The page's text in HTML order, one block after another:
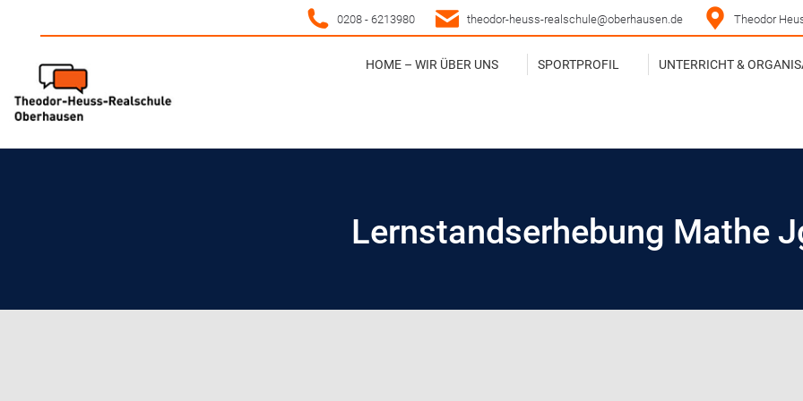
0208 - 6213980 theodor-heuss-realschule@oberhausen.de Theodor
HOME – WIR ÜBER UNS SPORTPROFIL UNTERRICHT &
Lernstandserhebung Mathe
HOME – WIR ÜBER UNS SPORTPROFIL UNTERRICHT &